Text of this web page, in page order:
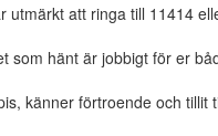
att ringa till 11414
som hänt är jobbigt för er
känner förtroende och tillit